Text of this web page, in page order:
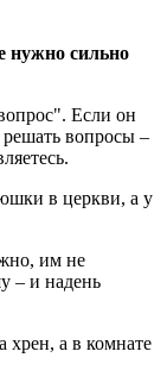
нужно сильно
Если он
вопросы –
в церкви, а у
им не
– и надень
хрен, а в комнате